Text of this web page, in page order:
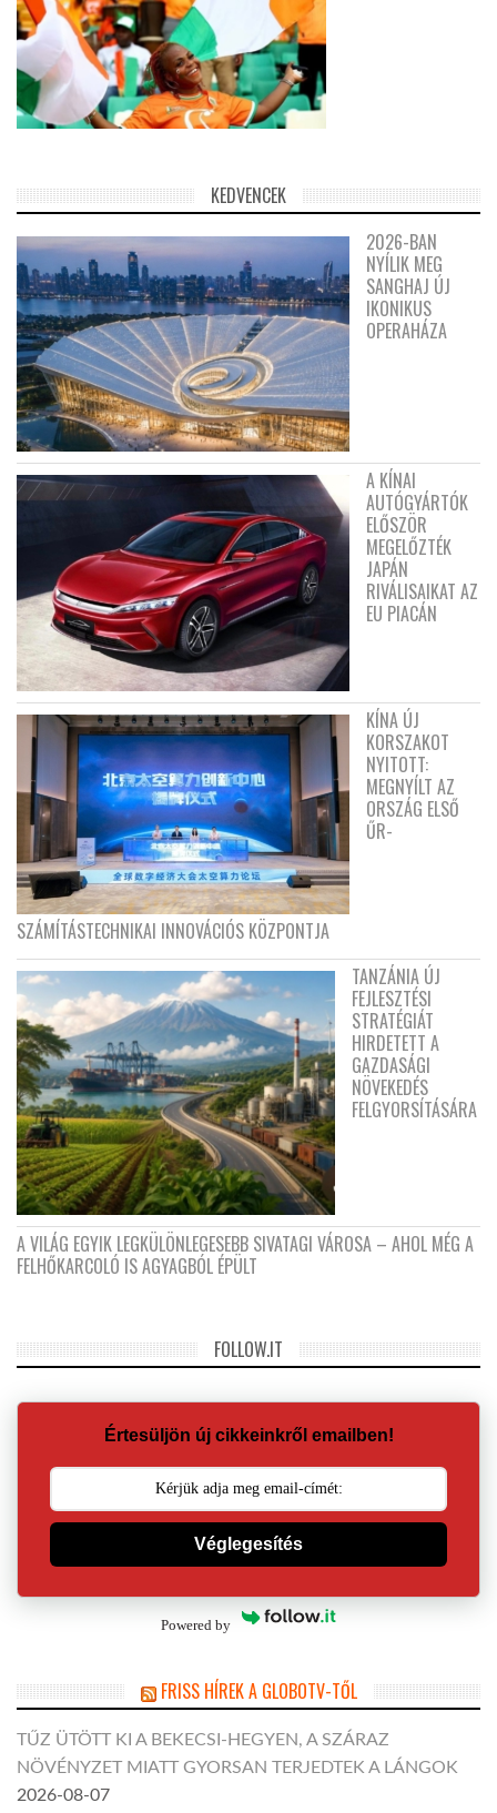
KEDVENCEK
2026-BAN
NYÍLIK MEG
SANGHAJ ÚJ
IKONIKUS
OPERAHÁZA
A KÍNAI
AUTÓGYÁRTÓK
ELŐSZÖR
MEGELŐZTÉK
JAPÁN
RIVÁLISAIKAT AZ
EU PIACÁN
KÍNA ÚJ
KORSZAKOT
NYITOTT:
MEGNYÍLT AZ
ORSZÁG ELSŐ
ŰR-
SZÁMÍTÁSTECHNIKAI INNOVÁCIÓS KÖZPONTJA
TANZÁNIA ÚJ
FEJLESZTÉSI
STRATÉGIÁT
HIRDETETT A
GAZDASÁGI
NÖVEKEDÉS
FELGYORSÍTÁSÁRA
A VILÁG EGYIK LEGKÜLÖNLEGESEBB SIVATAGI VÁROSA – AHOL MÉG A
FELHŐKARCOLÓ IS AGYAGBÓL ÉPÜLT
FOLLOW.IT
Értesüljön új cikkeinkről emailben!
Véglegesítés
Powered by
FRISS HÍREK A GLOBOTV-TŐL
TŰZ ÜTÖTT KI A BEKECSI-HEGYEN, A SZÁRAZ
NÖVÉNYZET MIATT GYORSAN TERJEDTEK A LÁNGOK
2026-08-07